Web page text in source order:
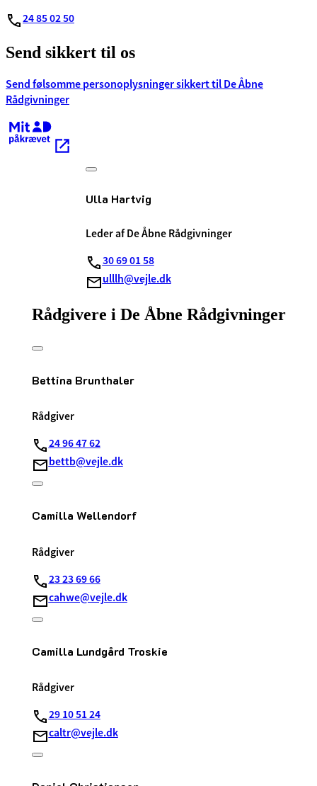
24 85 02 50
Send sik­kert­ til os
Send følsomme personoplysninger sikkert til De Åbne
Rådgivninger
Kræver MitID
Ulla Hartvig
Leder af De Åbne Rådgivninger
30 69 01 58
ulllh@vejle.dk
Rådgivere i De Åbne Rådgivninger
Bettina Brunthaler
Rådgiver
24 96 47 62
bettb@vejle.dk
Camilla Wellendorf
Rådgiver
23 23 69 66
cahwe@vejle.dk
Camilla Lundgård Troskie
Rådgiver
29 10 51 24
caltr@vejle.dk